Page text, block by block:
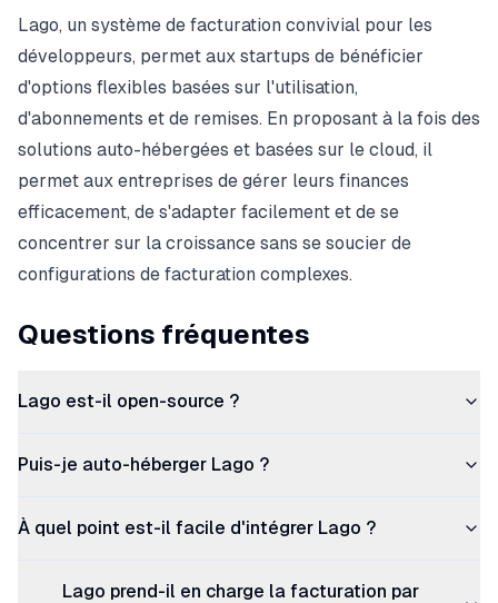
Lago, un système de facturation convivial pour les
développeurs, permet aux startups de bénéficier
d'options flexibles basées sur l'utilisation,
d'abonnements et de remises. En proposant à la fois des
solutions auto-hébergées et basées sur le cloud, il
permet aux entreprises de gérer leurs finances
efficacement, de s'adapter facilement et de se
concentrer sur la croissance sans se soucier de
configurations de facturation complexes.
Questions fréquentes
Lago est-il open-source ?
Puis-je auto-héberger Lago ?
À quel point est-il facile d'intégrer Lago ?
Lago prend-il en charge la facturation par